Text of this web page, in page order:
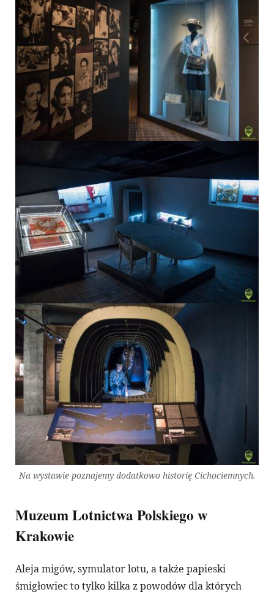
Na wystawie poznajemy dodatkowo historię Cichociemnych.
Muzeum Lotnictwa Polskiego w
Krakowie
Aleja migów, symulator lotu, a także papieski
śmigłowiec to tylko kilka z powodów dla których